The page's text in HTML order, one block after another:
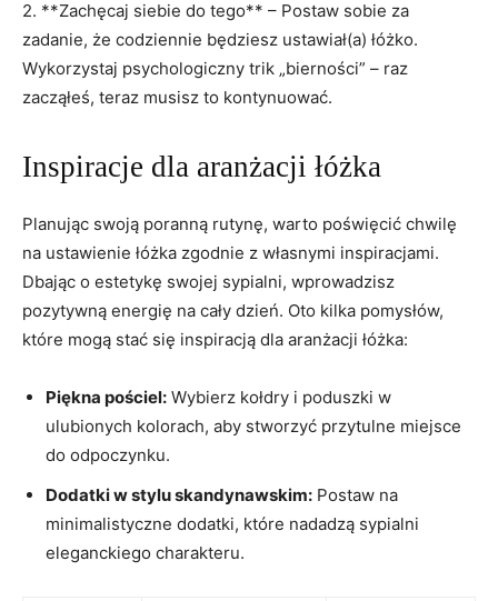
2.‍ **Zachęcaj siebie ⁤do tego** – Postaw sobie za
zadanie,‌ że ⁢codziennie będziesz ustawiał(a) łóżko.
Wykorzystaj psychologiczny trik „bierności” – raz
zacząłeś, teraz musisz to kontynuować.
Inspiracje dla aranżacji łóżka
Planując swoją poranną rutynę, warto poświęcić chwilę
na ustawienie łóżka zgodnie z własnymi inspiracjami.
Dbając o estetykę swojej sypialni, wprowadzisz
pozytywną energię na cały dzień. Oto kilka pomysłów,
które mogą stać​ się inspiracją dla aranżacji łóżka:
Piękna pościel: Wybierz kołdry i ‌poduszki w
ulubionych kolorach, aby stworzyć przytulne miejsce
do ‍odpoczynku.
Dodatki w stylu skandynawskim: Postaw‍ na‍
minimalistyczne dodatki, które nadadzą‍ sypialni
eleganckiego charakteru.